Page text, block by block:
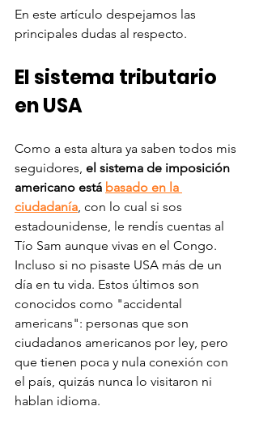
En este artículo despejamos las
principales dudas al respecto.
El sistema tributario
en USA
Como a esta altura ya saben todos mis
seguidores, el sistema de imposición
americano está basado en la
ciudadanía, con lo cual si sos
estadounidense, le rendís cuentas al
Tío Sam aunque vivas en el Congo.
Incluso si no pisaste USA más de un
día en tu vida. Estos últimos son
conocidos como "accidental
americans": personas que son
ciudadanos americanos por ley, pero
que tienen poca y nula conexión con
el país, quizás nunca lo visitaron ni
hablan idioma.